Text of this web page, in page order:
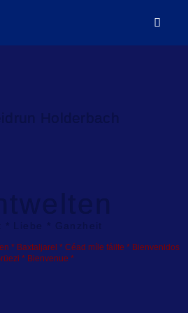
Holderbach
* Baxtaljarel * Céad míle fáilte * Bienvenidos
* Bienvenue *